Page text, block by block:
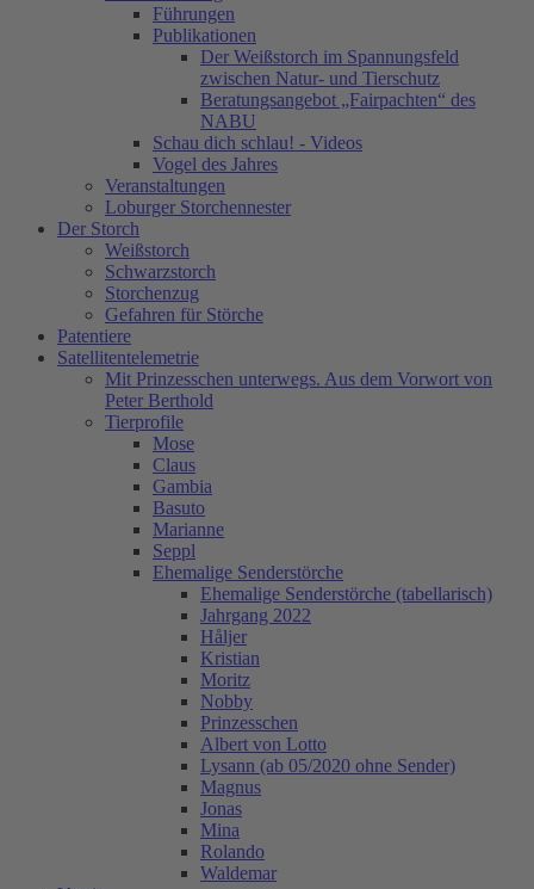
Führungen
Publikationen
Der Weißstorch im Spannungsfeld
zwischen Natur- und Tierschutz
Beratungsangebot „Fairpachten“ des
NABU
Schau dich schlau! - Videos
Vogel des Jahres
Veranstaltungen
Loburger Storchennester
Der Storch
Weißstorch
Schwarzstorch
Storchenzug
Gefahren für Störche
Patentiere
Satellitentelemetrie
Mit Prinzesschen unterwegs. Aus dem Vorwort von
Peter Berthold
Tierprofile
Mose
Claus
Gambia
Basuto
Marianne
Seppl
Ehemalige Senderstörche
Ehemalige Senderstörche (tabellarisch)
Jahrgang 2022
Håljer
Kristian
Moritz
Nobby
Prinzesschen
Albert von Lotto
Lysann (ab 05/2020 ohne Sender)
Magnus
Jonas
Mina
Rolando
Waldemar